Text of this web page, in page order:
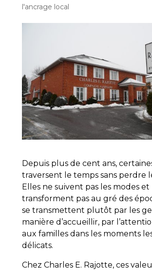
l'ancrage local
Depuis plus de cent ans,
traversent le temps sans perdre
Elles ne suivent pas les modes et
transforment pas au gré des
se transmettent plutôt par les
manière d’accueillir, par
aux familles dans les moments
délicats.
Chez Charles E. Rajotte, ces